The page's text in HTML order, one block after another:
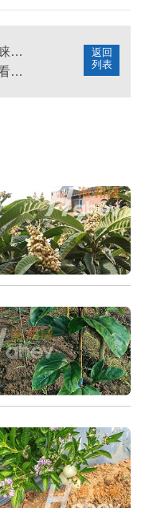
返回
列表
海和威水溶肥为何备受青睐？这篇文章有答案
中微量元素肥料怎么用？看完你就明白了